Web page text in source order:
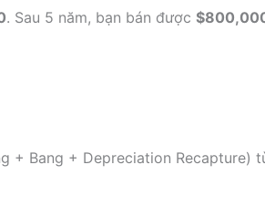
. Sau 5 năm, bạn bán được
+ Bang + Depreciation Recapture)